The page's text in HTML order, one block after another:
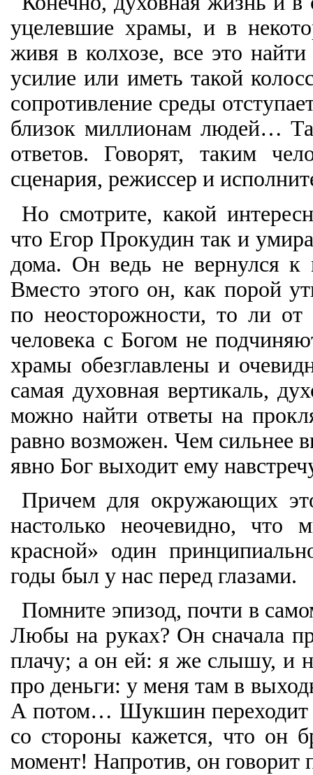
уцелевшие храмы, и в
живя в колхозе, все это
усилие или иметь такой
сопротивление среды
близок миллионам людей…
ответов. Говорят, таким
сценария, режиссер и
Но смотрите, какой
что Егор Прокудин так и
дома. Он ведь не вернулся
Вместо этого он, как порой
по неосторожности, то ли
человека с Богом не
храмы обезглавлены и
самая духовная вертикаль,
можно найти ответы на
равно возможен. Чем сильнее
явно Бог выходит ему
Причем для окружающих
настолько неочевидно, что
красной» один
годы был у нас перед глазами.
Помните эпизод, почти в
Любы на руках? Он сначала
плачу; а он ей: я же слышу, и
про деньги: у меня там в
А потом… Шукшин переходит
со стороны кажется, что он
момент! Напротив, он говорит